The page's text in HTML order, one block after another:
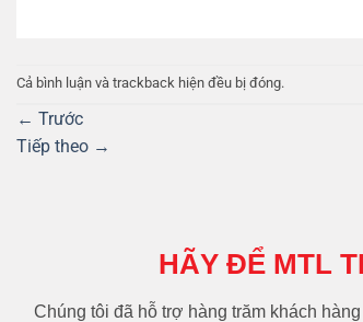
Cả bình luận và trackback hiện đều bị đóng.
← Trước
Tiếp theo →
HÃY ĐỂ MTL
Chúng tôi đã hỗ trợ hàng trăm khách